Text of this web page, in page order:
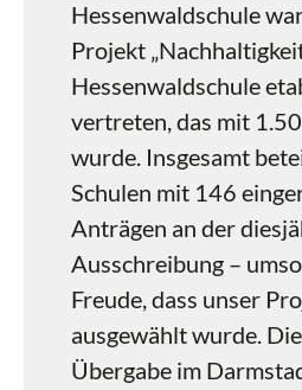
Hessenwaldschule
Projekt
Hessenwaldschule
vertreten, das mit
wurde. Insgesamt
Schulen mit 146
Anträgen an der
Ausschreibung –
Freude, dass unser
ausgewählt wurde.
Übergabe im